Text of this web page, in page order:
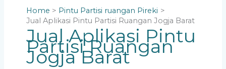
Home
Pintu Partisi ruangan Pireki
Jual Aplikasi Pintu Partisi Ruangan Jogja Barat
Jual Aplikasi Pintu
Partisi Ruangan
Jogja Barat